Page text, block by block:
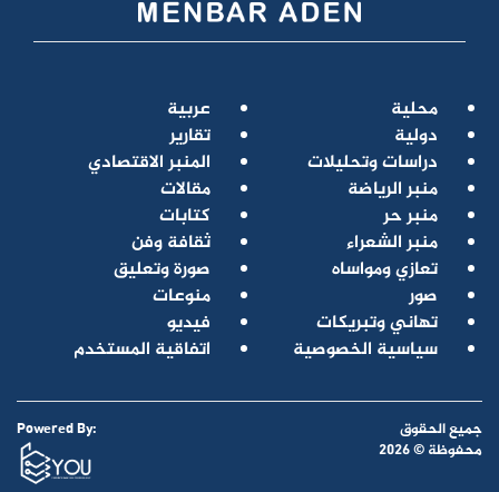
محلية
عربية
دولية
تقارير
دراسات وتحليلات
المنبر الاقتصادي
منبر الرياضة
مقالات
منبر حر
كتابات
منبر الشعراء
ثقافة وفن
تعازي ومواساه
صورة وتعليق
صور
منوعات
تهاني وتبريكات
فيديو
سياسية الخصوصية
اتفاقية المستخدم
جميع الحقوق
محفوظة © 2026
Powered By: